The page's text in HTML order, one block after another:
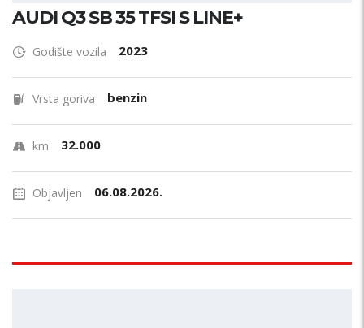
AUDI Q3 SB 35 TFSI S LINE+
Godište vozila 2023
Vrsta goriva benzin
km 32.000
Objavljen 06.08.2026.